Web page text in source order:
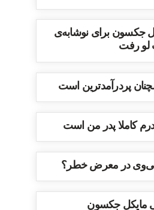
جکسون برای نوشابه‌ی
لو رفت
پردرآمدترین است
کاملا پدر من است
در معرض خطر؟